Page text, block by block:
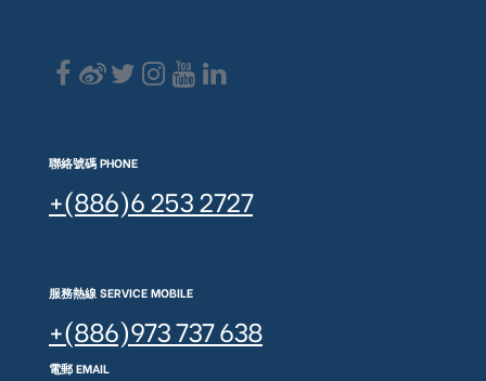
聯絡號碼 PHONE
+(886)6 253 2727
服務熱線 SERVICE MOBILE
+(886)973 737 638
電郵 EMAIL